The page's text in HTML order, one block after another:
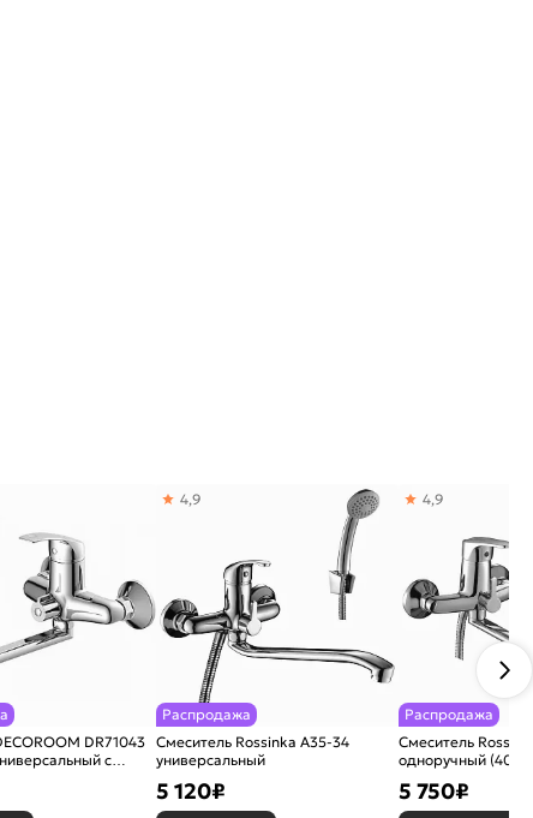
DR71043
с
Распродажа
Смеситель Rossinka A35-34
универсальный
4,9
5 120₽
Распродажа
Смеситель
одноручный (40
4,9
5 750₽